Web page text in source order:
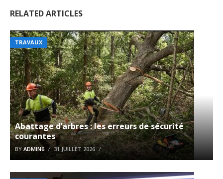
RELATED ARTICLES
TRAVAUX
Abattage d’arbres : les erreurs de sécurité
courantes
BYADMIN6 31 JUILLET 2026